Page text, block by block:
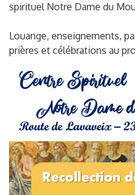
spirituel Notre Dame du
Louange, enseignements,
prières et célébrations au